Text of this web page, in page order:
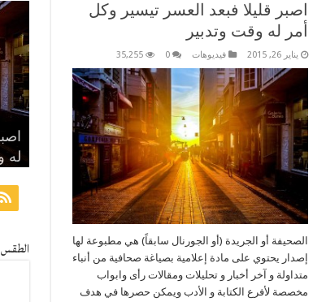
اصبر قليلا فبعد العسر تيسير وكل
أمر له وقت وتدبير
يناير 26, 2015 فيديوهات 0
35,255
الصحيفة أو الجريدة (أو الجورنال سابقاً) هي مطبوعة لها
إصدار يحتوي على مادة إعلامية بصياغة صحافية من أنباء
متداولة و آخر أخبار و تحليلات ومقالات رأى وابواب
مخصصة لأفرع الكتابة و الأدب ويمكن حصرها في هدف
له
ما
سر
الطقس